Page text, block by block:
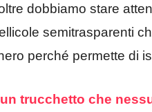
dobbiamo stare
semitrasparenti
perché permette di
trucchetto che